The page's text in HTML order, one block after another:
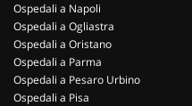
Ospedali a Napoli
Ospedali a Ogliastra
Ospedali a Oristano
Ospedali a Parma
Ospedali a Pesaro Urbino
Ospedali a Pisa